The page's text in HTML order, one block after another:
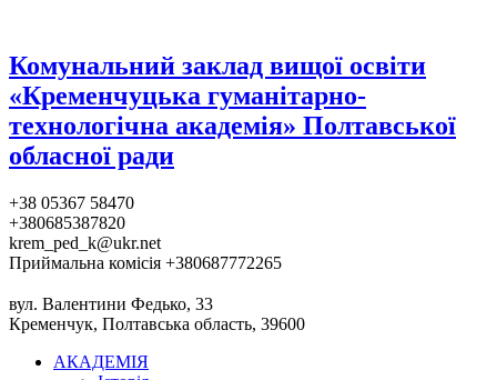
Комунальний заклад вищої освіти
«Кременчуцька гуманітарно-
технологічна академія» Полтавської
обласної ради
+38 05367 58470
+380685387820
krem_ped_k@ukr.net
Приймальна комісія +380687772265
вул. Валентини Федько, 33
Кременчук, Полтавська область, 39600
АКАДЕМІЯ